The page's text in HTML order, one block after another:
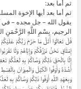
ثم أما بعد:
ثم أما بعد أيها الإخوة
يقول الله – جل مجده – في
الرجيم، بِسْمِ اللَّهِ الرَّحْمَنِ
ﻗُﻞْ ﺗَﻌَﺎﻟَﻮْﺍ ﺃَﺗْﻞُ ﻣَﺎ ﺣَﺮَّﻡَ ﺭَﺑُّﻜُﻢْ ﻋَﻠَﻴْﻜُﻢْ
ﺇِﻣْﻠَﺎﻕٍ ﻧَﺤْﻦُ ﻧَﺮْﺯُﻗُﻜُﻢْ ﻭَﺇِﻳَّﺎﻫُﻢْ ﻭَﻟَﺎ
ﺇِﻟَّﺎ ﺑِﺎﻟْﺤَﻖِّ ﺫَﻟِﻜُﻢْ ﻭَﺻَّﺎﻛُﻢْ ﺑِﻪِ ﻟَﻌَﻠَّﻜُﻢْ
ﺃَﺷُﺪَّﻩُ ﻭَﺃَﻭْﻓُﻮﺍ ﺍﻟْﻜَﻴْﻞَ ﻭَﺍﻟْﻤِﻴﺰَﺍﻥَ
ﻭَﺑِﻌَﻬْﺪِ ﺍﻟﻠَّﻪِ ﺃَﻭْﻓُﻮﺍ ﺫَﻟِﻜُﻢْ ﻭَﺻَّﺎﻛُﻢْ ﺑِﻪِ